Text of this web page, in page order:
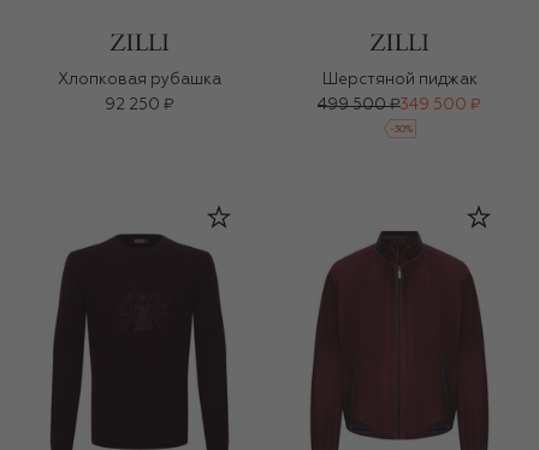
Хлопковая рубашка
92 250 ₽
Шерстяной пиджак
499 500 ₽349 500 ₽
-30%